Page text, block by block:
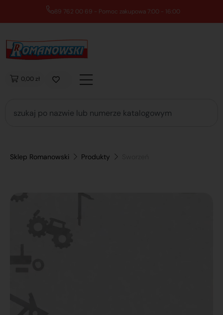
89 762 00 69 - Pomoc zakupowa 7:00 - 16:00
0,00 zł
Sklep Romanowski Produkty